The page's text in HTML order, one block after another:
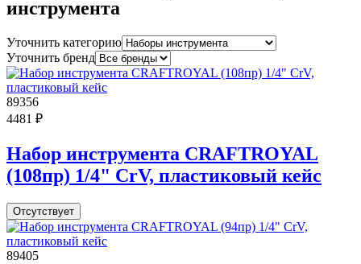
инструмента
Уточнить категорию
Уточнить бренд
89356
4481 ₽
Набор инструмента CRAFTROYAL
(108пр) 1/4" CrV, пластиковый кейс
Отсутствует
89405